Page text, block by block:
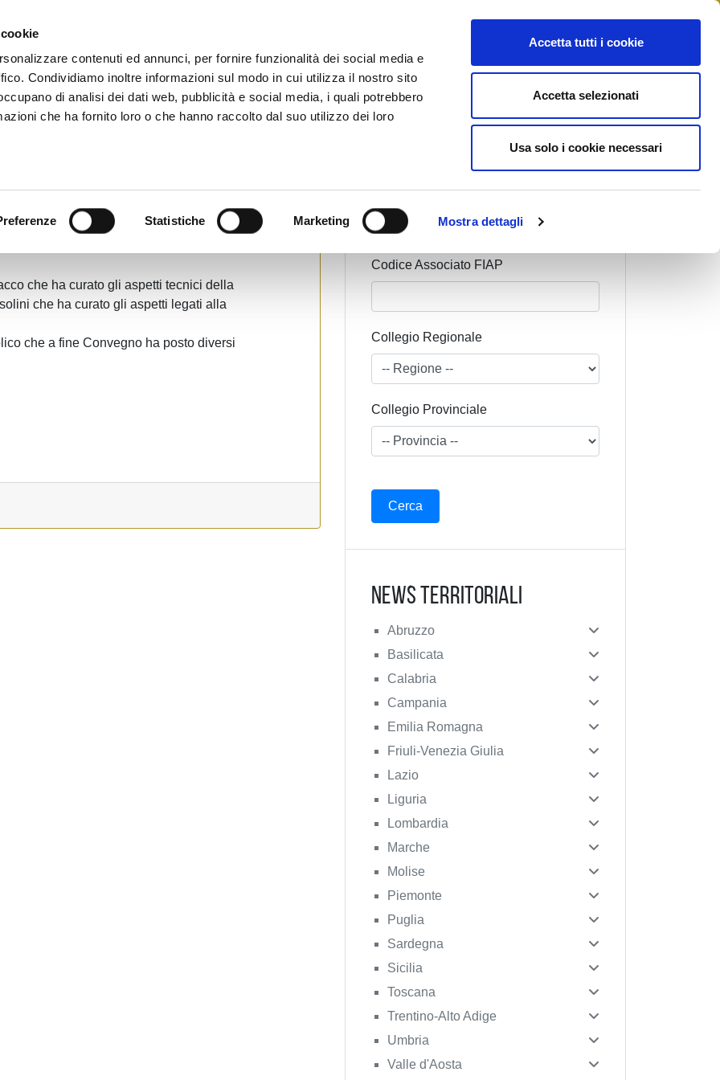
contenuti ed annunci, per fornire funzionalità dei social media e
Condividiamo inoltre informazioni sul modo in cui utilizza il nostro sito
di analisi dei dati web, pubblicità e social media, i quali potrebbero
che ha fornito loro o che hanno raccolto dal suo utilizzo dei loro
Statistiche Marketing Mostra dettagli
Accetta tutti i cookie
Accetta selezionati
Usa solo i cookie necessari
Immobiliari Professionali
energetica dei
nei locali della sede provinciale FIAIP di
che ha curato gli aspetti tecnici della
che ha curato gli aspetti legati alla
che a fine Convegno ha posto diversi
Cognome Associato
Nome Associato
Codice Associato FIAP
Collegio Regionale
Collegio Provinciale
News Territoriali
Abruzzo
Basilicata
Calabria
Campania
Emilia Romagna
Friuli-Venezia Giulia
Lazio
Liguria
Lombardia
Marche
Molise
Piemonte
Puglia
Sardegna
Sicilia
Toscana
Trentino-Alto Adige
Umbria
Valle d'Aosta